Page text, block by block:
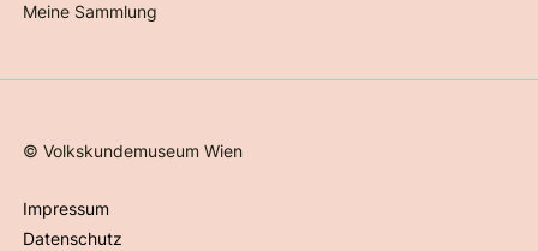
Meine Sammlung
©Volkskundemuseum Wien
Impressum
Datenschutz